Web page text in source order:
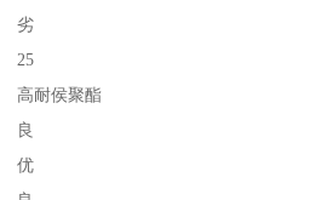
劣
25
高耐侯聚酯
良
优